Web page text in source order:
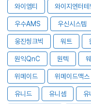
와이엠티 와이지엔터테
우수AMS 우신시스템
웅진씽크빅 워트
원익QnC 원텍
위메이드 위메이드맥스
유니드 유니셈 유